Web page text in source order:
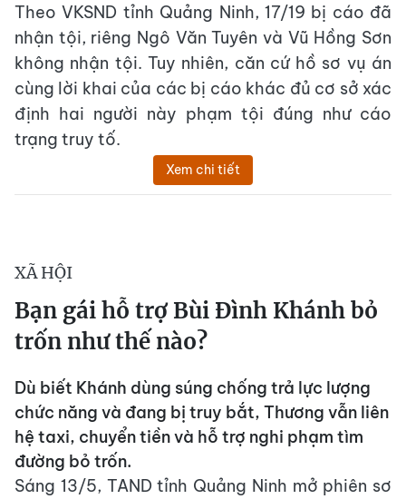
Theo VKSND tỉnh Quảng Ninh, 17/19 bị cáo đã
nhận tội, riêng Ngô Văn Tuyên và Vũ Hồng Sơn
không nhận tội. Tuy nhiên, căn cứ hồ sơ vụ án
cùng lời khai của các bị cáo khác đủ cơ sở xác
định hai người này phạm tội đúng như cáo
trạng truy tố.
Xem chi tiết
XÃ HỘI
Bạn gái hỗ trợ Bùi Đình Khánh bỏ
trốn như thế nào?
Dù biết Khánh dùng súng chống trả lực lượng
chức năng và đang bị truy bắt, Thương vẫn liên
hệ taxi, chuyển tiền và hỗ trợ nghi phạm tìm
đường bỏ trốn.
Sáng 13/5, TAND tỉnh Quảng Ninh mở phiên sơ